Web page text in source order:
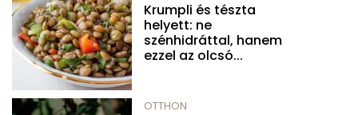
Krumpli és tészta
helyett: ne
szénhidráttal, hanem
ezzel az olcsó...
OTTHON